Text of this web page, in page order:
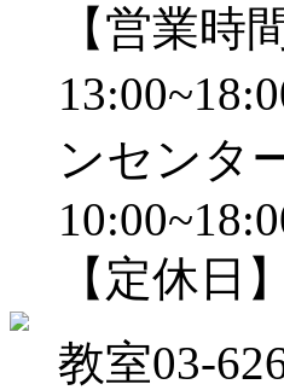
【営業
ンセンタ
【定休
教室03-